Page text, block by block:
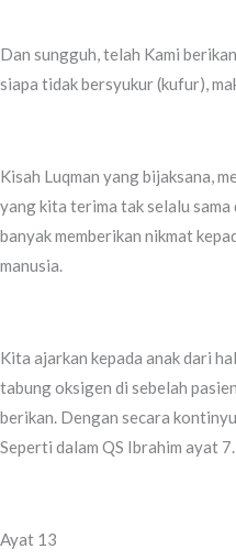
Dan sungguh, telah Kami
siapa tidak bersyukur (kufur),
Kisah Luqman yang bijaksana,
yang kita terima tak selalu
banyak memberikan nikmat
manusia.
Kita ajarkan kepada anak dari
tabung oksigen di sebelah
berikan. Dengan secara
Seperti dalam QS Ibrahim ayat
Ayat 13